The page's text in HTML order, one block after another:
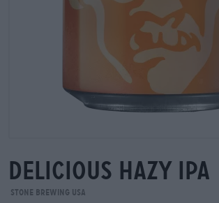
delicious hazy ipa
Stone Brewing USA